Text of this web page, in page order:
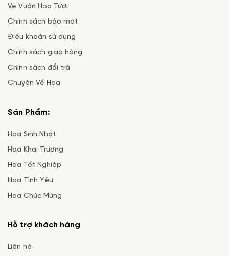
Về Vườn Hoa Tươi
Chính sách bảo mật
Điều khoản sử dụng
Chính sách giao hàng
Chính sách đổi trả
Chuyện Về Hoa
Sản Phẩm:
Hoa Sinh Nhật
Hoa Khai Trương
Hoa Tốt Nghiệp
Hoa Tình Yêu
Hoa Chúc Mừng
Hỗ trợ khách hàng
Liên hệ